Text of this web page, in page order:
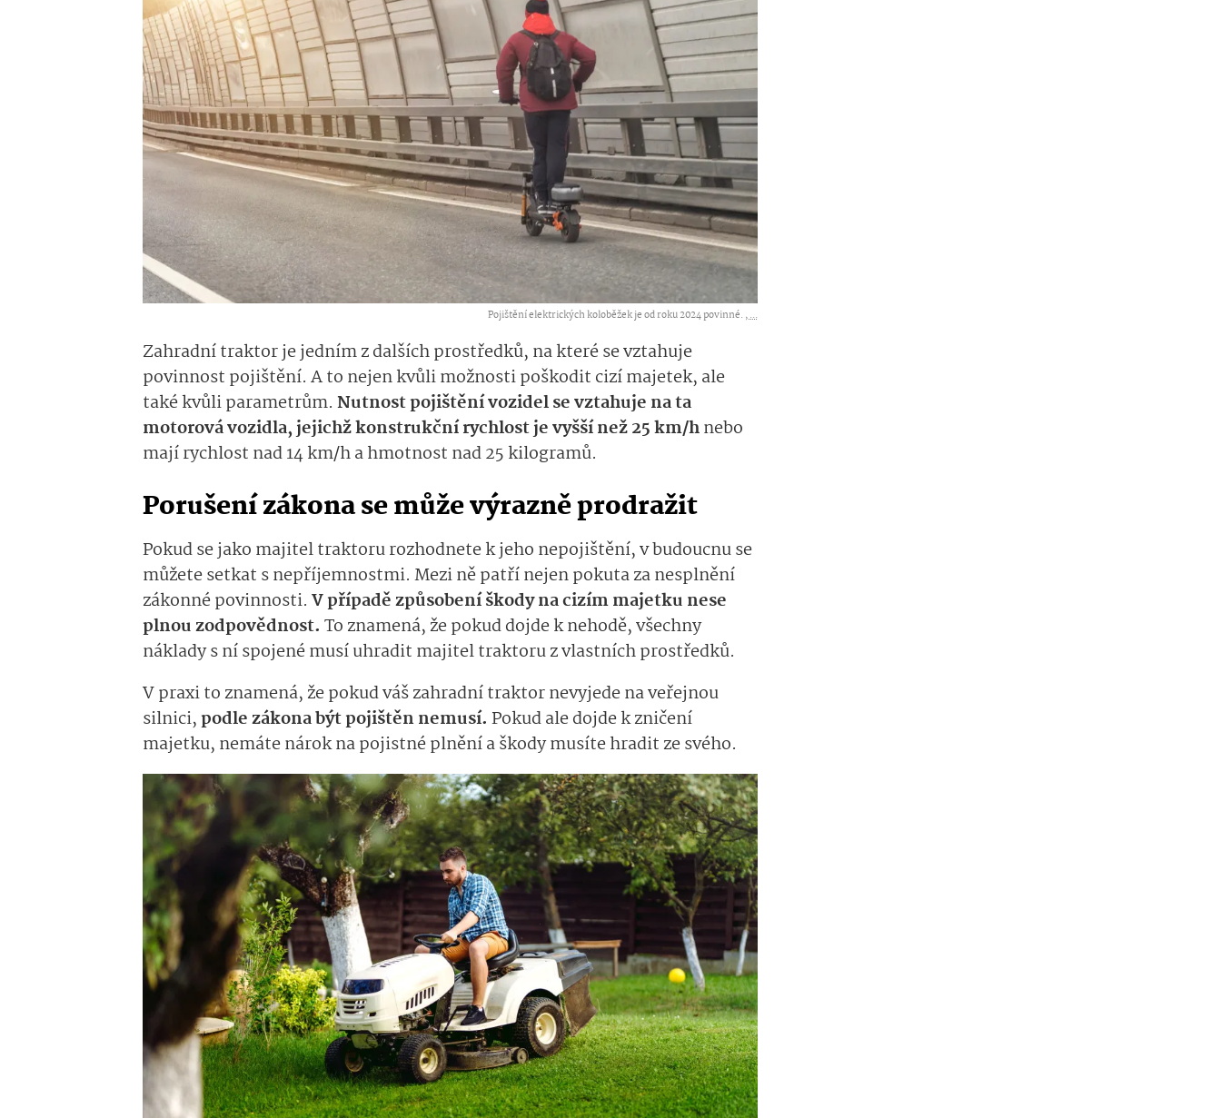
Pojištění elektrických koloběžek je od roku 2024 povinné. ,...
Zahradní traktor je jedním z dalších prostředků, na které se vztahuje
povinnost pojištění. A to nejen kvůli možnosti poškodit cizí majetek, ale
také kvůli parametrům. Nutnost pojištění vozidel se vztahuje na ta
motorová vozidla, jejichž konstrukční rychlost je vyšší než 25 km/hnebo
mají rychlost nad 14 km/h a hmotnost nad 25 kilogramů.
Porušení zákona se může výrazně prodražit
Pokud se jako majitel traktoru rozhodnete k jeho nepojištění, v budoucnu se
můžete setkat s nepříjemnostmi. Mezi ně patří nejen pokuta za nesplnění
zákonné povinnosti. V případě způsobení škody na cizím majetku nese
plnou zodpovědnost. To znamená, že pokud dojde k nehodě, všechny
náklady s ní spojené musí uhradit majitel traktoru z vlastních prostředků.
V praxi to znamená, že pokud váš zahradní traktor nevyjede na veřejnou
silnici, podle zákona být pojištěn nemusí. Pokud ale dojde k zničení
majetku, nemáte nárok na pojistné plnění a škody musíte hradit ze svého.